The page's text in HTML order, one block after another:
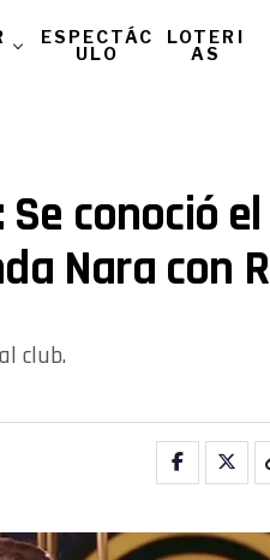
ESPECTÁC
ULO
LOTERI
AS
conoció el
Nara con
club.